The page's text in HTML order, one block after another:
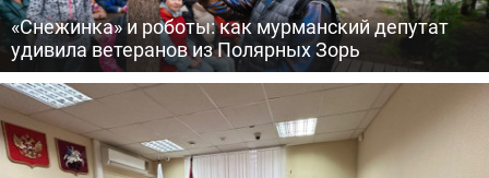
«Снежинка» и роботы: как мурманский депутат
удивила ветеранов из Полярных Зорь